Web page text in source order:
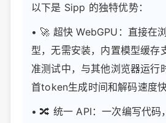
以下是 Sipp 的独特优势：
• 🚀 超快 WebGPU：直接在
型，无需安装，内置模型缓存
准测试中，与其他浏览器运行
首token生成时间和解码速度
• 🔀 统一 API：一次编写代码